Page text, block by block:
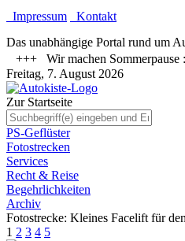
Impressum
Kontakt
Das unabhängige Portal rund um
+++ Wir machen
Freitag, 7. August 2026
Zur Startseite
PS-Geflüster
Fotostrecken
Services
Recht & Reise
Begehrlichkeiten
Archiv
Fotostrecke: Kleines Facelift für
1 2 3 4 5